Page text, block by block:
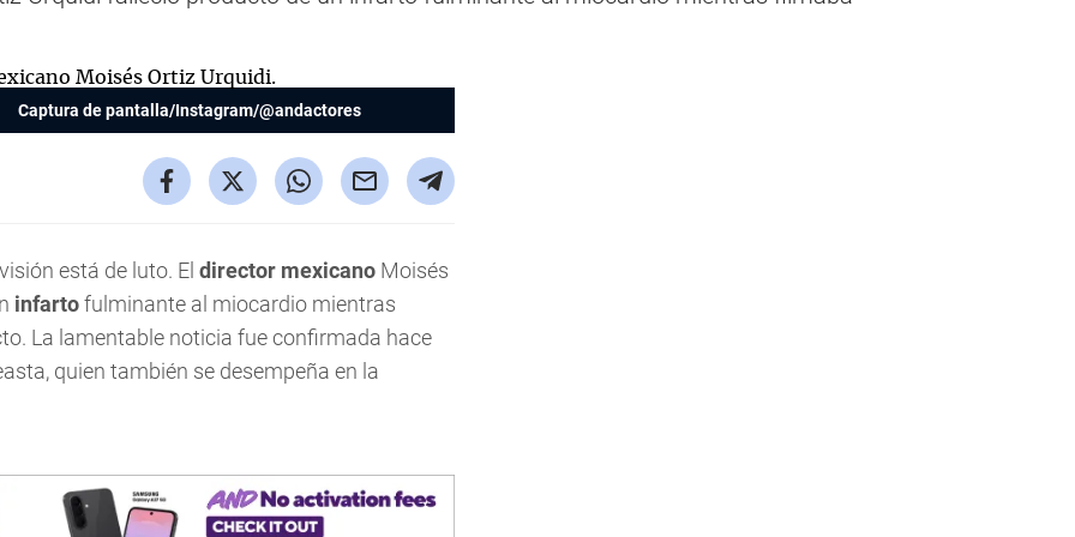
Captura de pantalla/Instagram/@andactores
está de luto. El director mexicano Moisés
infartofulminante al miocardio mientras
La lamentable noticia fue confirmada hace
quien también se desempeña en la